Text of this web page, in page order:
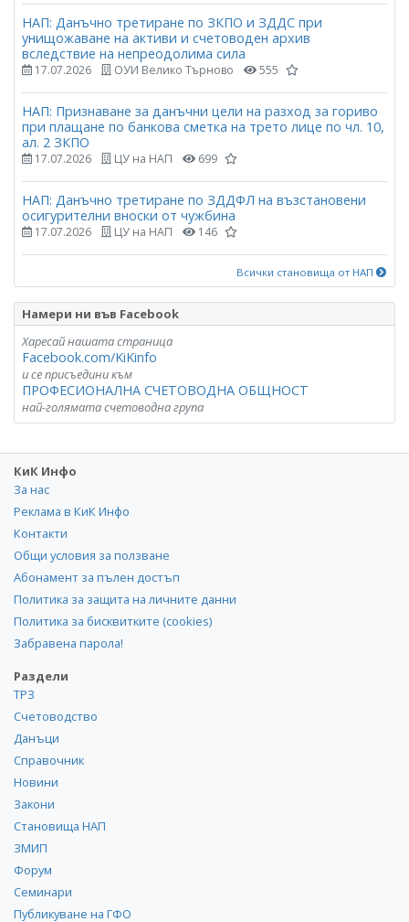
НАП: Данъчно третиране по ЗКПО и ЗДДС при
унищожаване на активи и счетоводен архив
вследствие на непреодолима сила
17.07.2026 ОУИ Велико Търново 555
НАП: Признаване за данъчни цели на разход за гориво
при плащане по банкова сметка на трето лице по чл. 10,
ал. 2 ЗКПО
17.07.2026 ЦУ на НАП 699
НАП: Данъчно третиране по ЗДДФЛ на възстановени
осигурителни вноски от чужбина
17.07.2026 ЦУ на НАП 146
Всички становища от НАП
Намери ни във Facebook
Харесай нашата страница
Facebook.com/KiKinfo
и се присъедини към
ПРОФЕСИОНАЛНА СЧЕТОВОДНА ОБЩНОСТ
най-голямата счетоводна група
КиК Инфо
За нас
Реклама в КиК Инфо
Контакти
Общи условия за ползване
Абонамент за пълен достъп
Политика за защита на личните данни
Политика за бисквитките (cookies)
Забравена парола!
Раздели
ТРЗ
Счетоводство
Данъци
Справочник
Новини
Закони
Становища НАП
ЗМИП
Форум
Семинари
Публикуване на ГФО